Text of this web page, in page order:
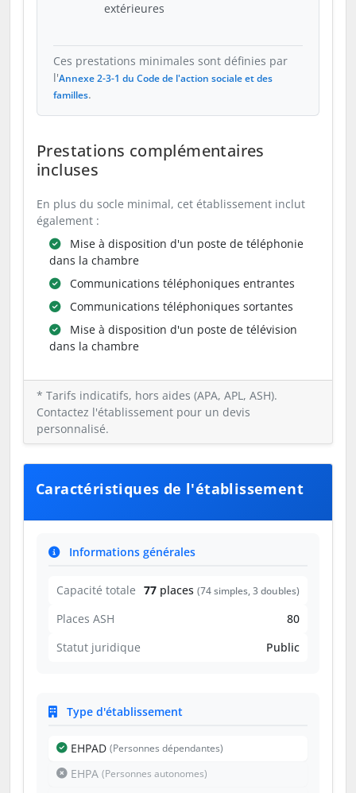
extérieures
Ces prestations minimales sont définies par
l'Annexe 2-3-1 du Code de l'action sociale et des
familles.
Prestations complémentaires
incluses
En plus du socle minimal, cet établissement inclut
également :
Mise à disposition d'un poste de téléphonie
dans la chambre
Communications téléphoniques entrantes
Communications téléphoniques sortantes
Mise à disposition d'un poste de télévision
dans la chambre
* Tarifs indicatifs, hors aides (APA, APL, ASH).
Contactez l'établissement pour un devis
personnalisé.
Caractéristiques de l'établissement
Informations générales
Capacité totale 77 places (74 simples, 3 doubles)
Places ASH
80
Statut juridique
Public
Type d'établissement
EHPAD (Personnes dépendantes)
EHPA (Personnes autonomes)